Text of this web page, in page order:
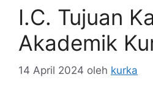
I.C. Tujuan
Akademik
14 April 2024 oleh kurka